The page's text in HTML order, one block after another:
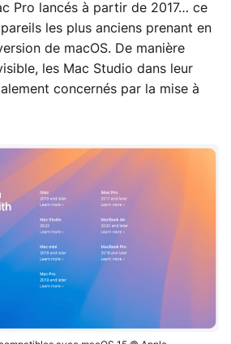
Pro lancés à partir de 2017… ce
les plus anciens prenant en
de macOS. De manière
les Mac Studio dans leur
concernés par la mise à